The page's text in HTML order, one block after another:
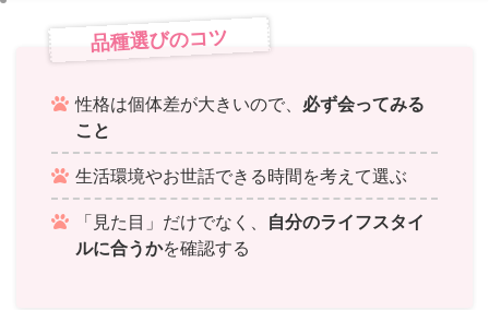
品種選びのコツ
性格は個体差が大きいので、 必ず会ってみる
こと
生活環境やお世話できる時間を考えて選ぶ
「見た目」だけでなく、 自分のライフスタイ
ルに合うかを確認する